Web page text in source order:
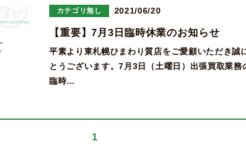
カテゴリ無し 2021/06/20
【重要】7月3日臨時休業のお知らせ
平素より東札幌ひまわり質店をご愛顧いただき誠
とうございます。7月3日（土曜日）出張買取業務
臨時…
1